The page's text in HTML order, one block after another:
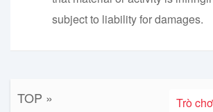
subject to liability for damages.
TOP » Trò